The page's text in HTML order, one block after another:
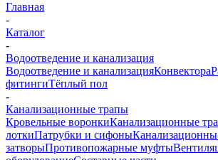
Главная
-
Каталог
-
Водоотведение и канализация
Водоотведение и канализацияКонвектора
фитингиТёплый пол
-
Канализационные трапы
Кровельные воронкиКанализационные
лоткиПатрубки и сифоны
затворыПротивопожарные муфты